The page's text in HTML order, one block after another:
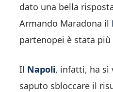
dato una bella
Armando Maradona il
partenopei è stata
Il Napoli, infatti, ha sì
saputo sbloccare il